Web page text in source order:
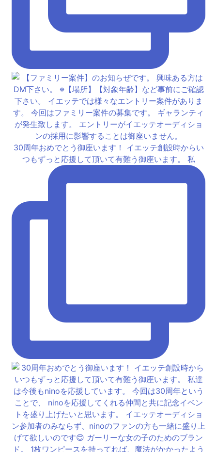
30周年おめでとう御座います！ イエッテ創設時からい
つもずっと応援して頂いて有難う御座います。 私